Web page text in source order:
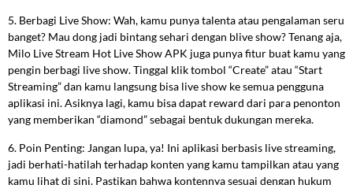
5. Berbagi Live Show: Wah, kamu punya talenta atau pengalaman seru
banget? Mau dong jadi bintang sehari dengan blive show? Tenang aja,
Milo Live Stream Hot Live Show APK juga punya fitur buat kamu yang
pengin berbagi live show. Tinggal klik tombol “Create” atau “Start
Streaming” dan kamu langsung bisa live show ke semua pengguna
aplikasi ini. Asiknya lagi, kamu bisa dapat reward dari para penonton
yang memberikan “diamond” sebagai bentuk dukungan mereka.
6. Poin Penting: Jangan lupa, ya! Ini aplikasi berbasis live streaming,
jadi berhati-hatilah terhadap konten yang kamu tampilkan atau yang
kamu lihat di sini. Pastikan bahwa kontennya sesuai dengan hukum